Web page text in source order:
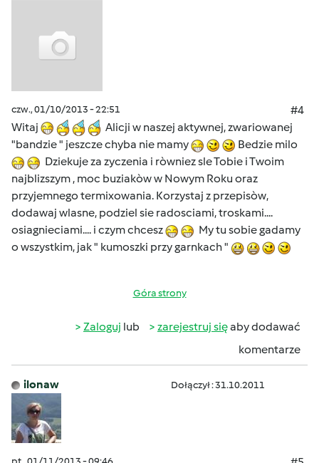
czw., 01/10/2013 - 22:51
#4
Witaj
Alicji w naszej aktywnej, zwariowanej
"bandzie " jeszcze chyba nie mamy
Bedzie milo
Dziekuje za zyczenia i ròwniez sle Tobie i Twoim
najblizszym , moc buziakòw w Nowym Roku oraz
przyjemnego termixowania. Korzystaj z przepisòw,
dodawaj wlasne, podziel sie radosciami, troskami....
osiagnieciami.... i czym chcesz
My tu sobie gadamy
o wszystkim, jak " kumoszki przy garnkach "
Góra strony
Zaloguj lub zarejestruj sięaby dodawać
komentarze
ilonaw Dołączył : 31.10.2011